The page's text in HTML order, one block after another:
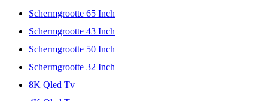
Schermgrootte 65 Inch
Schermgrootte 43 Inch
Schermgrootte 50 Inch
Schermgrootte 32 Inch
8K Qled Tv